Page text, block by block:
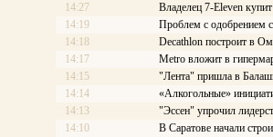
14:27
Владелец 7-Eleven
14:19
Проблем с одобрением
14:18
Decathlon построит в
14:17
Меtrо вложит в
14:15
"Лента" пришла в
14:14
«Алкогольные»
14:13
"Эссен" упрочил
14:10
В Саратове начали